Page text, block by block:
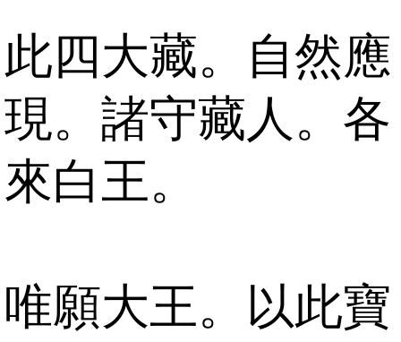
此四大藏。自然應
現。諸守藏人。各
來白王。
唯願大王。以此寶